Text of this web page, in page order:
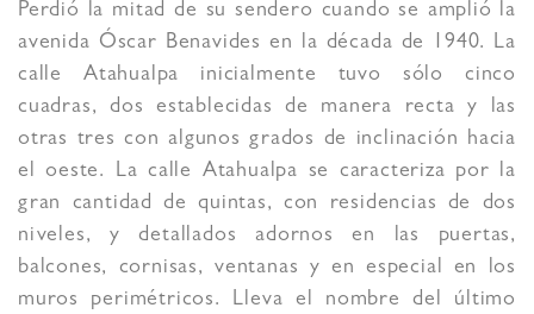
Perdió la mitad de su sendero cuando se amplió la
avenida Óscar Benavides en la década de 1940. La
calle Atahualpa inicialmente tuvo sólo cinco
cuadras, dos establecidas de manera recta y las
otras tres con algunos grados de inclinación hacia
el oeste. La calle Atahualpa se caracteriza por la
gran cantidad de quintas, con residencias de dos
niveles, y detallados adornos en las puertas,
balcones, cornisas, ventanas y en especial en los
muros perimétricos. Lleva el nombre del último